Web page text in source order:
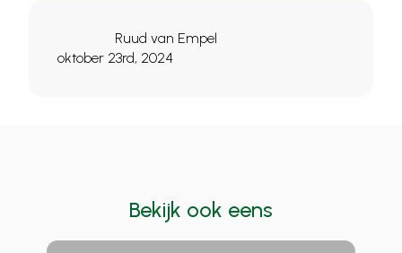
Ruud van Empel
oktober 23rd, 2024
Bekijk ook eens